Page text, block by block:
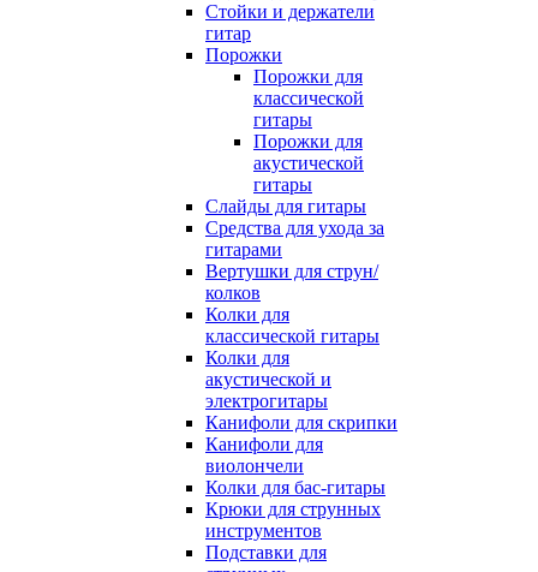
Стойки и держатели
гитар
Порожки
Порожки для
классической
гитары
Порожки для
акустической
гитары
Слайды для гитары
Средства для ухода за
гитарами
Вертушки для струн/
колков
Колки для
классической гитары
Колки для
акустической и
электрогитары
Канифоли для скрипки
Канифоли для
виолончели
Колки для бас-гитары
Крюки для струнных
инструментов
Подставки для